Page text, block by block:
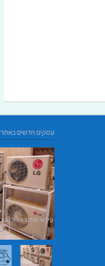
עסקים חדשים באתר
מזגנים | מתקין מזגנים